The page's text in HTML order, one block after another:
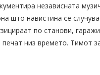
независната
што навистина се
по станови,
печат низ времето. Тимот